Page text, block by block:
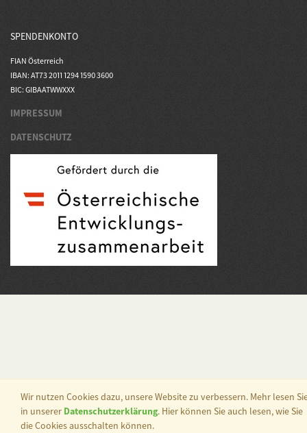
SPENDENKONTO
FIAN Österreich
IBAN: AT73 2011 1294 1590 3600
BIC: GIBAATWWXXX
IMPRESSUM
DATENSCHUTZ
Wir nutzen Cookies dazu, unsere Website zu verbessern. Mehr lesen
in unserer Datenschutzerklärung. Hier können Sie auch lesen, wie Sie
die Cookies ausschalten können.